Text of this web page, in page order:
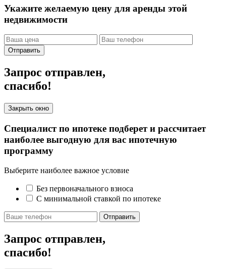
Укажите желаемую цену для аренды этой
недвижимости
Отправить
Запрос отправлен,
спасибо!
Закрыть окно
Специалист по ипотеке подберет и рассчитает
наиболее выгодную для вас ипотечную
программу
Выберите наиболее важное условие
Без первоначального взноса
С минимальной ставкой по ипотеке
Отправить
Запрос отправлен,
спасибо!